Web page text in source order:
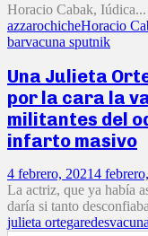
Horacio Cabak, Iúdica...
azzarochicheHoracio
barvacuna sputnik
Una Julieta
por la cara la
militantes del
infarto masivo
4 febrero, 20214
La actriz, que ya había
daría si tanto
julieta ortegaredes